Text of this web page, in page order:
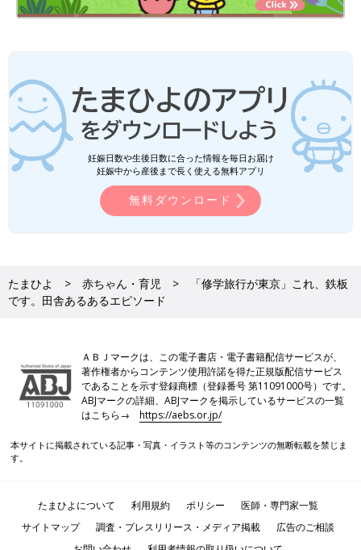
妊娠日数や生後日数に合った情報を毎日お届け
妊娠中から産後まで長く使える無料アプリ
無料ダウンロード
たまひよ 赤ちゃん・育児
「修学旅行が東京」これ、鉄板
です。田舎あるあるエピソード
ＡＢＪマークは、この電子書店・電子書籍配信サービスが、
著作権者からコンテンツ使用許諾を得た正規版配信サービス
であることを示す登録商標（登録番号 第11091000号）です。
ABJマークの詳細、ABJマークを掲示しているサービスの一覧
はこちら→https://aebs.or.jp/
本サイトに掲載されている記事・写真・イラスト等のコンテンツの無断転載を禁じま
す。
たまひよについて 利用規約 ポリシー
医師・専門家一覧
サイトマップ
調査・プレスリリース・メディア掲載
広告のご相談